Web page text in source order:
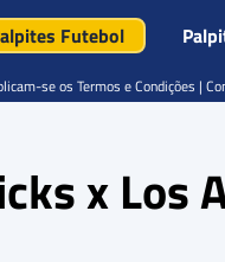
Futebol
x Los
se os Termos e Condições |